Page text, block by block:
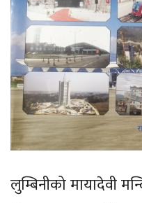
लुम्बिनीको मायादेवी